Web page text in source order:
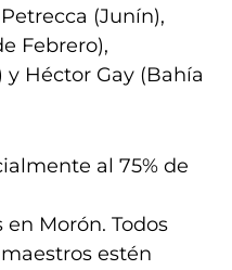
(Junín),
Febrero),
Héctor Gay (Bahía
al 75% de
Morón. Todos
estén